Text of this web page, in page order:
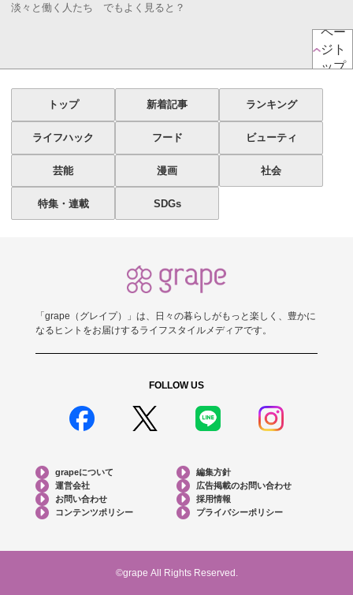
淡々と働く人たち でもよく見ると？
ペー
ジト
ップ
トップ 新着記事 ランキング
ライフハック フード ビューティ
芸能 漫画 社会
特集・連載 SDGs
「grape（グレイプ）」は、日々の暮らしがもっと楽しく、豊かに
なるヒントをお届けするライフスタイルメディアです。
FOLLOW US
grapeについて
編集方針
運営会社
広告掲載のお問い合わせ
お問い合わせ
採用情報
コンテンツポリシー
プライバシーポリシー
©grape All Rights Reserved.